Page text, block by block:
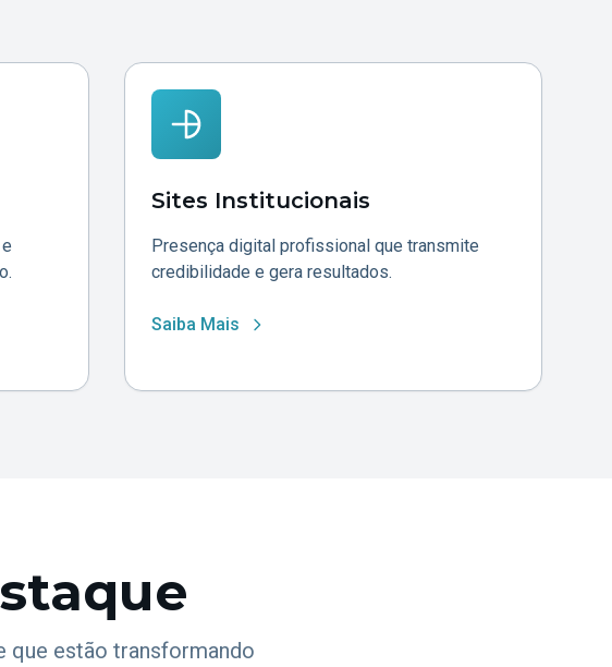
Sites Institucionais
Presença digital profissional que transmite
credibilidade e gera resultados.
Saiba Mais
que estão transformando